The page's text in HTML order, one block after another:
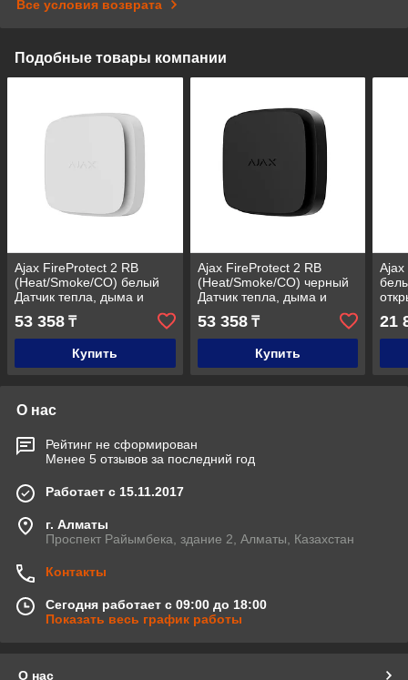
Все условия возврата
Подобные товары компании
Ajax FireProtect 2 RB
(Heat/Smoke/CO) белый
Датчик тепла, дыма и
угарного газа
53 358 ₸
Купить
Ajax FireProtect 2 RB
(Heat/Smoke/CO) черный
Датчик тепла, дыма и
угарного газа
53 358₸
Купить
Ajax
21
О нас
Рейтинг не сформирован
Менее 5 отзывов за последний год
Работает с 15.11.2017
г. Алматы
Проспект Райымбека, здание 2, Алматы, Казахстан
Контакты
Сегодня работает с 09:00 до 18:00
Показать весь график работы
О нас